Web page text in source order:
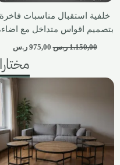
خلفية استقبال مناسبات فاخرة
بتصميم اقواس متداخل مع
1.150,00 ر.س 975,00 ر.س